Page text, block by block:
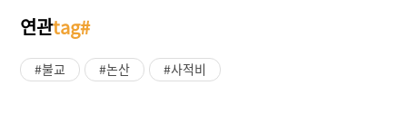
연관tag#
#불교 #논산 #사적비